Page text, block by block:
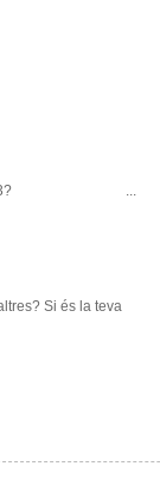
de tv3? ...
Si és la teva